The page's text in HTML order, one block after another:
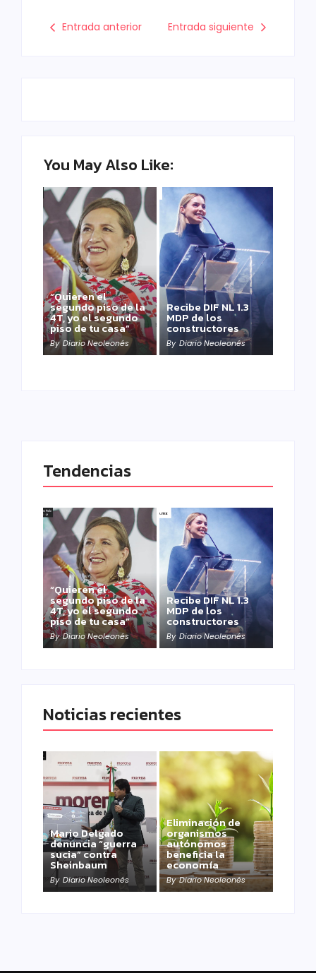
Entrada anterior Entrada siguiente
You May Also Like:
“Quieren el
segundo piso de la
4T, yo el segundo
piso de tu casa”
By Diario Neoleonés
Recibe DIF NL 1.3
MDP de los
constructores
By Diario Neoleonés
Tendencias
“Quieren el
segundo piso de la
4T, yo el segundo
piso de tu casa”
By Diario Neoleonés
Recibe DIF NL 1.3
MDP de los
constructores
By Diario Neoleonés
Noticias recientes
Mario Delgado
denuncia “guerra
sucia” contra
Sheinbaum
By Diario Neoleonés
Eliminación de
organismos
autónomos
beneficia la
economía
By Diario Neoleonés